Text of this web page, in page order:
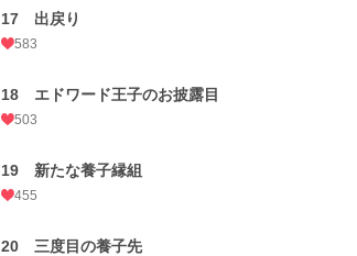
17 出戻り
583
18 エドワード王子のお披露目
503
19 新たな養子縁組
455
20 三度目の養子先